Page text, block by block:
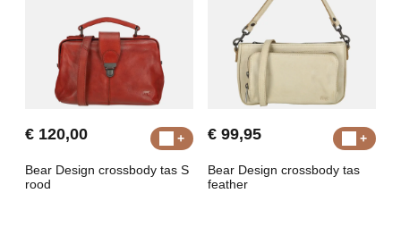
€ 120,00
Bear Design crossbody tas S
rood
€ 99,95
Bear Design crossbody tas
feather